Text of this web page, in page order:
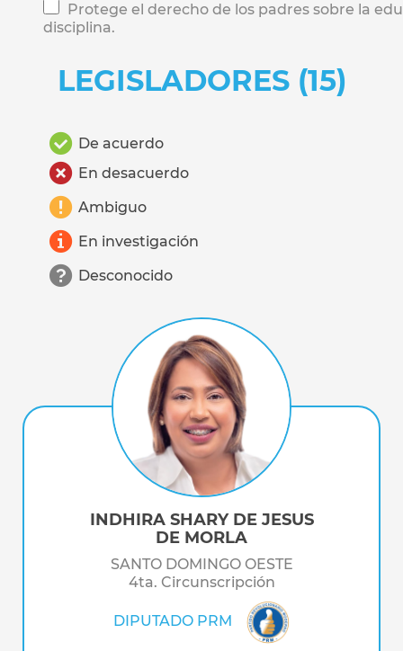
Protege el derecho de los padres sobre la
disciplina.
LEGISLADORES (15)
De acuerdo
En desacuerdo
Ambiguo
En investigación
Desconocido
INDHIRA SHARY DE JESUS
DE MORLA
SANTO DOMINGO OESTE
4ta. Circunscripción
DIPUTADO PRM